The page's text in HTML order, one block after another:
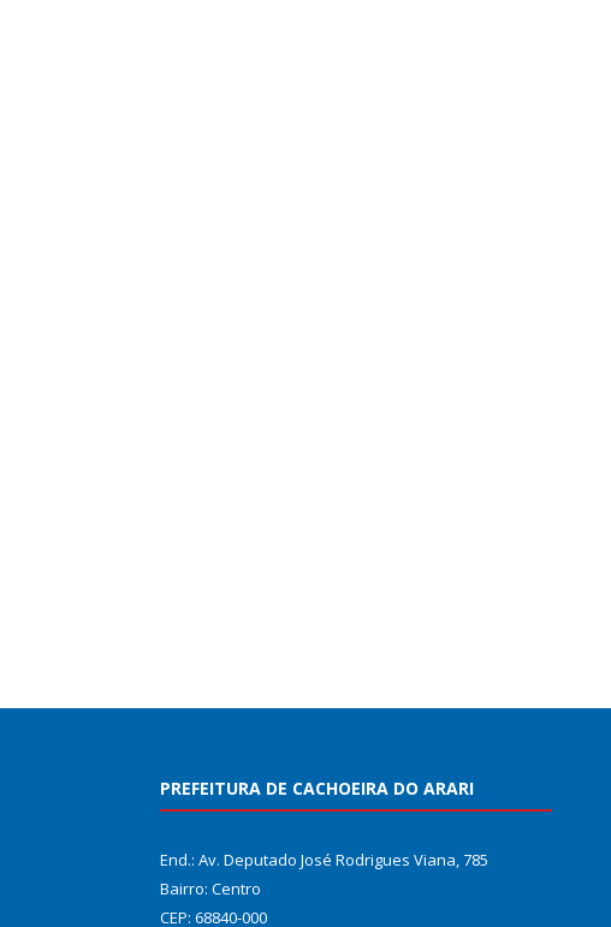
PREFEITURA DE CACHOEIRA DO ARARI
End.: Av. Deputado José Rodrigues Viana, 785
Bairro: Centro
CEP: 68840-000